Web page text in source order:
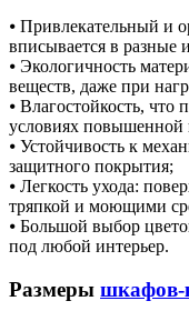
⦁ Привлекательный и
вписывается в разные
⦁ Экологичность
веществ, даже при
⦁ Влагостойкость, что
условиях повышенной
⦁ Устойчивость к
защитного покрытия;
⦁ Легкость ухода:
тряпкой и моющими
⦁ Большой выбор
под любой интерьер.
Размеры шкафов-